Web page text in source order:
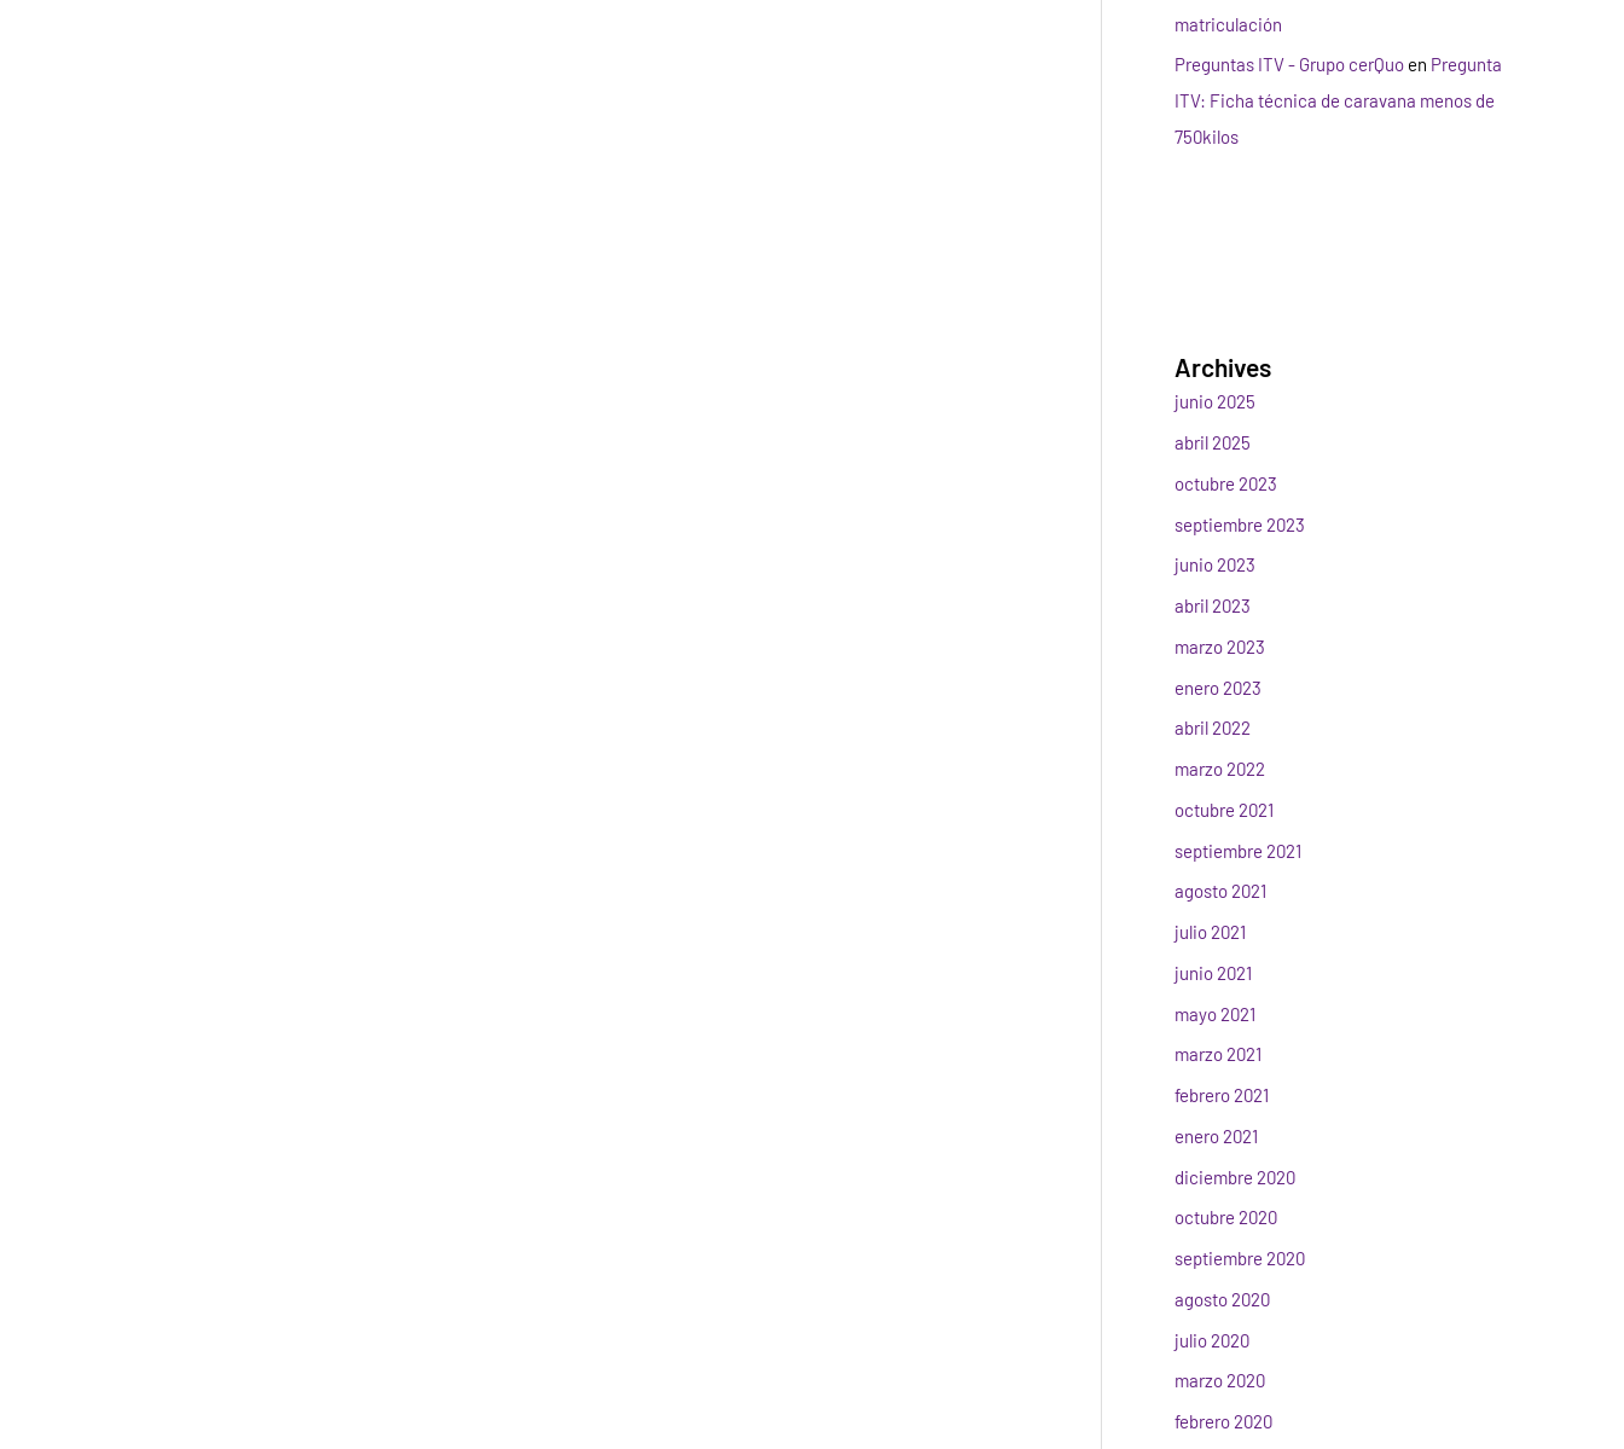
matriculación
Preguntas ITV - Grupo cerQuo en Pregunta
ITV: Ficha técnica de caravana menos de
750kilos
Archives
junio 2025
abril 2025
octubre 2023
septiembre 2023
junio 2023
abril 2023
marzo 2023
enero 2023
abril 2022
marzo 2022
octubre 2021
septiembre 2021
agosto 2021
julio 2021
junio 2021
mayo 2021
marzo 2021
febrero 2021
enero 2021
diciembre 2020
octubre 2020
septiembre 2020
agosto 2020
julio 2020
marzo 2020
febrero 2020